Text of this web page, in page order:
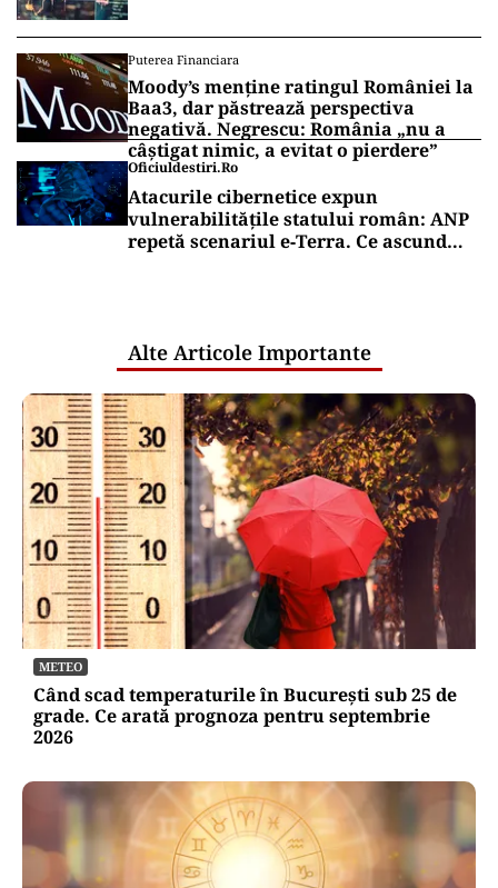
Puterea Financiara
Moody’s menține ratingul României la
Baa3, dar păstrează perspectiva
negativă. Negrescu: România „nu a
câștigat nimic, a evitat o pierdere”
Oficiuldestiri.ro
Atacurile cibernetice expun
vulnerabilitățile statului român: ANP
repetă scenariul e‑Terra. Ce ascund
Alte Articole Importante
METEO
Când scad temperaturile în București sub 25 de
grade. Ce arată prognoza pentru septembrie
2026